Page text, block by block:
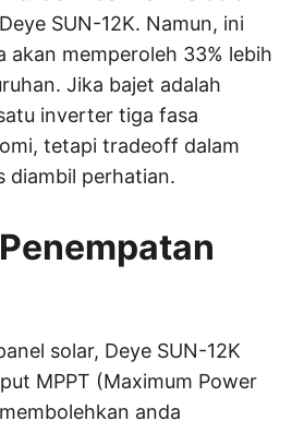
SUN-12K. Namun, ini
akan memperoleh 33% lebih
Jika bajet adalah
inverter tiga fasa
tetapi tradeoff dalam
diambil perhatian.
solar, Deye SUN-12K
MPPT (Maximum Power
anda